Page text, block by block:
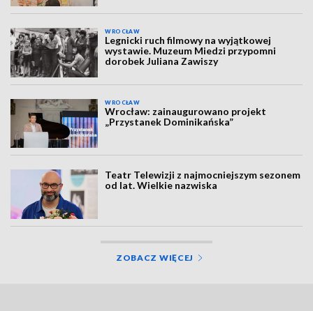
WROCŁAW
Legnicki ruch filmowy na wyjątkowej
wystawie. Muzeum Miedzi przypomni
dorobek Juliana Zawiszy
WROCŁAW
Wrocław: zainaugurowano projekt
„Przystanek Dominikańska”
Teatr Telewizji z najmocniejszym sezonem
od lat. Wielkie nazwiska
ZOBACZ WIĘCEJ